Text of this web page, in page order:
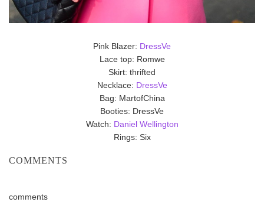
Pink Blazer: DressVe
Lace top: Romwe
Skirt: thrifted
Necklace: DressVe
Bag: MartofChina
Booties: DressVe
Watch: Daniel Wellington
Rings: Six
COMMENTS
comments